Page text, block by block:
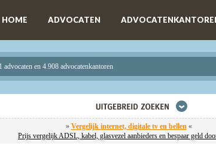
HOME ADVOCATEN
advocaten en 4.908 advocatenkantoren
» Vergelijk internet, digitale tv en bellen«
Prijs vergelijk ADSL, kabel, glasvezel aanbieders en bespaar geld